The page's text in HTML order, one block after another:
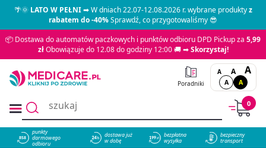
🌴🌞LATO W PEŁNI➡ W dniach 22.07-12.08.2026 r. wybrane produktyz
rabatem do -40%Sprawdź, co przygotowaliśmy 😎
📦 Dostawa do automatów paczkowych i punktów odbioru DPD Pickup za 5,99
złObowiązuje do 12.08 do godziny 12:00 🚚 ➡Skorzystaj!
Poradniki
A A A
A A
0
858
punkty
darmowego
odbioru
dostawa już
w dobę
bezpłatna
wysyłka
bezpieczny
transport